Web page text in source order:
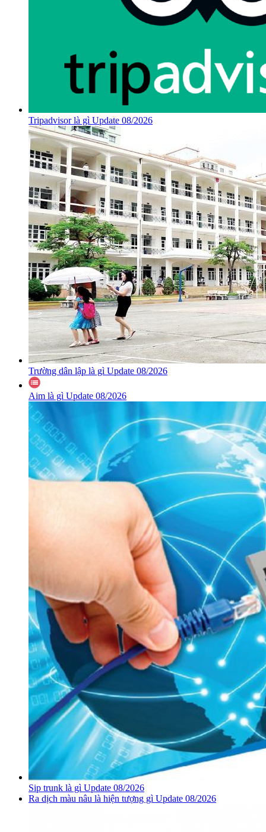
Tripadvisor là gì Update 08/2026
Trường dân lập là gì Update 08/2026
Aim là gì Update 08/2026
Sip trunk là gì Update 08/2026
Ra dịch màu nâu là hiện tượng gì Update 08/2026